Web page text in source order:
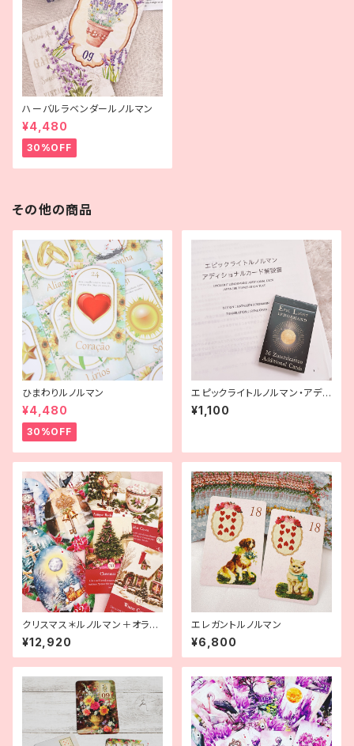
ハーバルラベンダールノルマン
¥4,480
30%OFF
その他の商品
ひまわりルノルマン
¥4,480
30%OFF
エピックライトルノルマン・アディ
ショナルカード解説書【テキスト
プリントアウト版】
¥1,100
クリスマス＊ルノルマン＋オラク
ルセット
¥12,920
エレガントルノルマン
¥6,800